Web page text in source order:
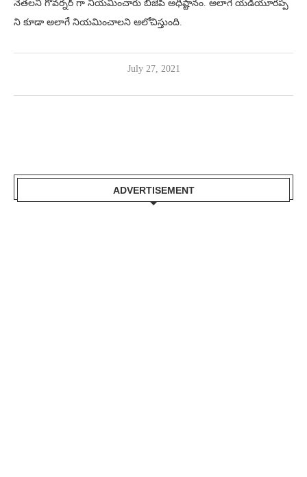
నేతలని గోవర్నర్ గా నియమించారు బీజేపీ అధిష్టానం. అలాగే యడియూరప్ప
ని కూడా అలాగే నియమించాలని ఆలోచిస్తుంది.
July 27, 2021
ADVERTISEMENT